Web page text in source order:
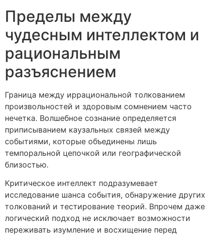
Пределы между
чудесным интеллектом и
рациональным
разъяснением
Граница между иррациональной толкованием
произвольностей и здоровым сомнением часто
нечетка. Волшебное сознание определяется
приписыванием каузальных связей между
событиями, которые объединены лишь
темпоральной цепочкой или географической
близостью.
Критическое интеллект подразумевает
исследование шанса события, обнаружение других
толкований и тестирование теорий. Впрочем даже
логический подход не исключает возможности
переживать изумление и восхищение перед